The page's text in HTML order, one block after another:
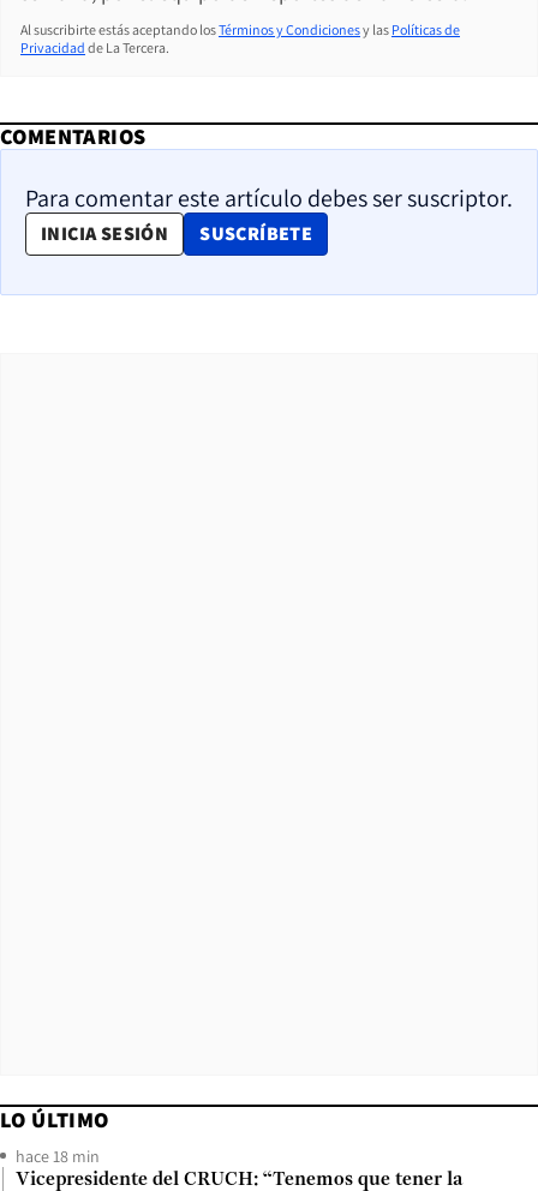
Al suscribirte estás aceptando losTérminos y Condicionesy las Políticas de
Privacidad de La Tercera.
COMENTARIOS
Para comentar este artículo debes ser suscriptor.
INICIA SESIÓN SUSCRÍBETE
OPENS IN NEW WINDOW
LO ÚLTIMO
hace 18 min
Vicepresidente del CRUCH: “Tenemos que tener la